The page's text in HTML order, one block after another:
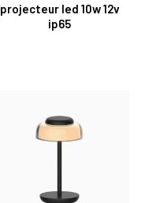
projecteur led 10w 12v
ip65